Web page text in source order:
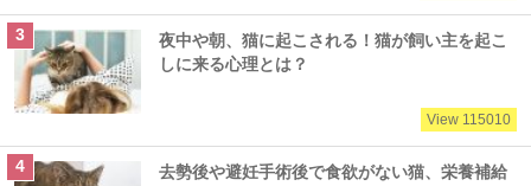
夜中や朝、猫に起こされる！猫が飼い主を起こ
しに来る心理とは？
View 115010
去勢後や避妊手術後で食欲がない猫、栄養補給